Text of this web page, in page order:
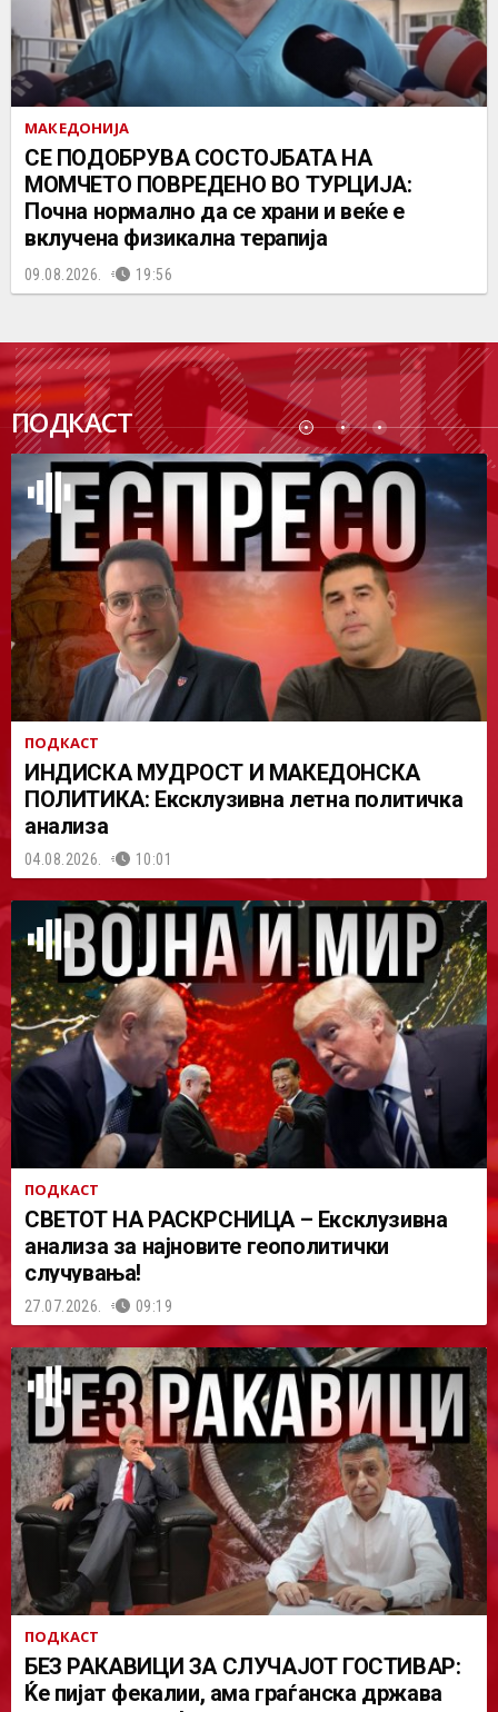
МАКЕДОНИЈА
СЕ ПОДОБРУВА СОСТОЈБАТА НА
МОМЧЕТО ПОВРЕДЕНО ВО ТУРЦИЈА:
Почна нормално да се храни и веќе е
вклучена физикална терапија
09.08.2026. 19:56
ПОДКАСТ
ПОДК
АСТ
ПОДКАСТ
ИНДИСКА МУДРОСТ И МАКЕДОНСКА
ПОЛИТИКА: Ексклузивна летна политичка
анализа
04.08.2026. 10:01
ПОДКАСТ
СВЕТОТ НА РАСКРСНИЦА – Ексклузивна
анализа за најновите геополитички
случувања!
27.07.2026. 09:19
ПОДКАСТ
БЕЗ РАКАВИЦИ ЗА СЛУЧАЈОТ ГОСТИВАР:
Ќе пијат фекалии, ама граѓанска држава